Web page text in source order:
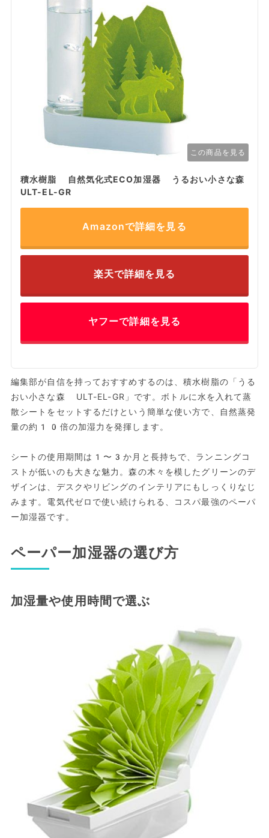
この商品を見る
積水樹脂 自然気化式ECO加湿器 うるおい小さな森
ULT-EL-GR
Amazonで詳細を見る
楽天で詳細を見る
ヤフーで詳細を見る
編集部が自信を持っておすすめするのは、積水樹脂の「うる
おい小さな森 ULT-EL-GR」です。ボトルに水を入れて蒸
散シートをセットするだけという簡単な使い方で、自然蒸発
量の約10倍の加湿力を発揮します。
シートの使用期間は1〜3か月と長持ちで、ランニングコ
ストが低いのも大きな魅力。森の木々を模したグリーンのデ
ザインは、デスクやリビングのインテリアにもしっくりなじ
みます。電気代ゼロで使い続けられる、コスパ最強のペーパ
ー加湿器です。
ペーパー加湿器の選び方
加湿量や使用時間で選ぶ